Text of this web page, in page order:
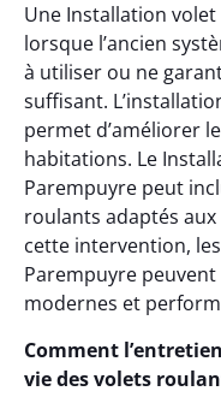
Une Installation
lorsque l’ancien
à utiliser ou ne
suffisant.
permet d’améliorer
habitations. Le
Parempuyre peut
roulants adaptés
cette intervention,
Parempuyre
modernes et
Comment
vie des volets